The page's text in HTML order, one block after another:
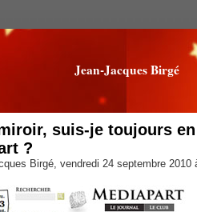
Jean-Jacques Birgé
suis-je toujours
?
Birgé, vendredi 24 septembre 2010